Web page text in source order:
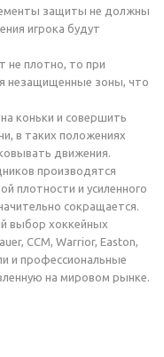
защиты не должны
игрока будут
не плотно, то при
незащищенные зоны, что
коньки и совершить
в таких положениях
движения.
производятся
плотности и усиленного
сокращается.
выбор хоккейных
CCM, Warrior, Easton,
и профессиональные
на мировом рынке.